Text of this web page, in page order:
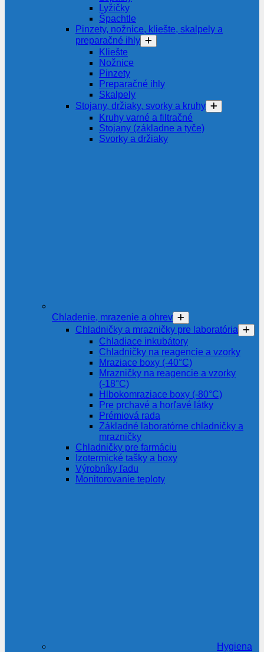
Lyžičky
Špachtle
Pinzety, nožnice, kliešte, skalpely a
preparačné ihly
Kliešte
Nožnice
Pinzety
Preparačné ihly
Skalpely
Stojany, držiaky, svorky a kruhy
Kruhy varné a filtračné
Stojany (základne a tyče)
Svorky a držiaky
Chladenie, mrazenie a ohrev
Chladničky a mrazničky pre laboratória
Chladiace inkubátory
Chladničky na reagencie a vzorky
Mraziace boxy (-40°C)
Mrazničky na reagencie a vzorky
(-18°C)
Hlbokomraziace boxy (-80°C)
Pre prchavé a horľavé látky
Prémiová rada
Základné laboratórne chladničky a
mrazničky
Chladničky pre farmáciu
Izotermické tašky a boxy
Výrobníky ľadu
Monitorovanie teploty
Hygiena